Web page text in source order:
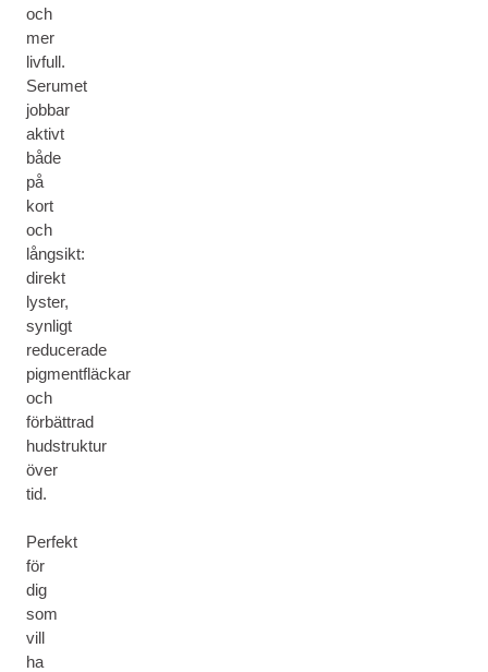
och
mer
livfull.
Serumet
jobbar
aktivt
både
på
kort
och
långsikt:
direkt
lyster,
synligt
reducerade
pigmentfläckar
och
förbättrad
hudstruktur
över
tid.
Perfekt
för
dig
som
vill
ha